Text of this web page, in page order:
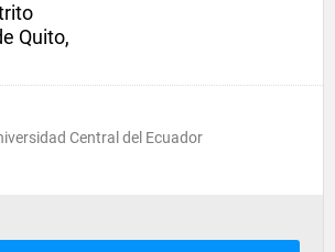
Quito,
Central del Ecuador